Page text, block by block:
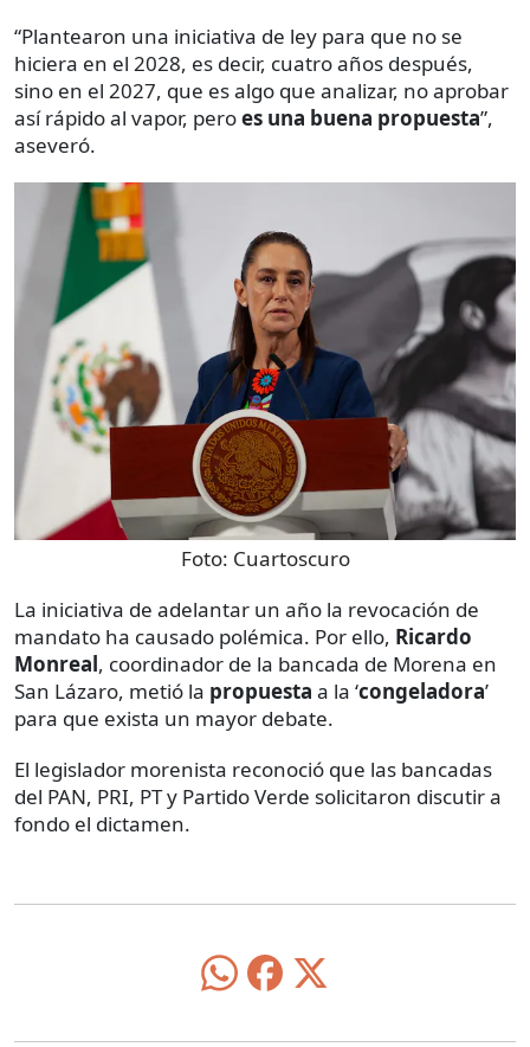
“Plantearon una iniciativa de ley para que no se
hiciera en el 2028, es decir, cuatro años después,
sino en el 2027, que es algo que analizar, no aprobar
así rápido al vapor, peroes una buena propuesta”,
aseveró.
Foto: Cuartoscuro
La iniciativa de adelantar un año la revocación de
mandato ha causado polémica. Por ello, Ricardo
Monreal, coordinador de la bancada de Morena en
San Lázaro, metió la propuesta a la ‘congeladora’
para que exista un mayor debate.
El legislador morenista reconoció que las bancadas
del PAN, PRI, PT y Partido Verde solicitaron discutir a
fondo el dictamen.